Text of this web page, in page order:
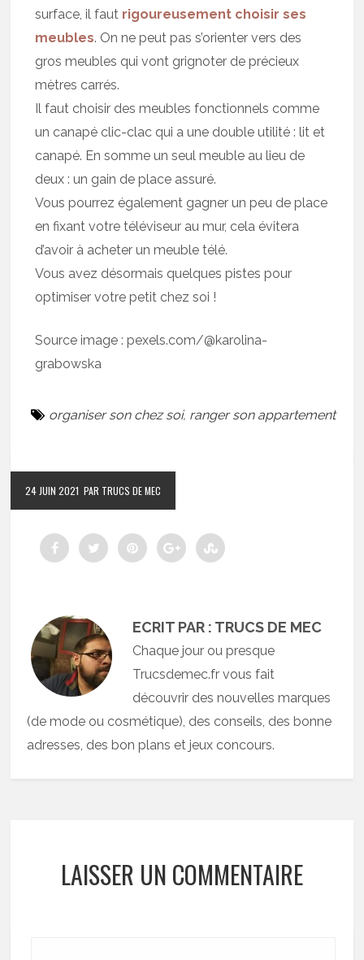
surface, il faut rigoureusement choisir ses
meubles. On ne peut pas s’orienter vers des
gros meubles qui vont grignoter de précieux
mètres carrés.
Il faut choisir des meubles fonctionnels comme
un canapé clic-clac qui a une double utilité : lit et
canapé. En somme un seul meuble au lieu de
deux : un gain de place assuré.
Vous pourrez également gagner un peu de place
en fixant votre téléviseur au mur, cela évitera
d’avoir à acheter un meuble télé.
Vous avez désormais quelques pistes pour
optimiser votre petit chez soi !
Source image : pexels.com/@karolina-
grabowska
organiser son chez soi, ranger son appartement
24 JUIN 2021 PAR TRUCS DE MEC
ECRIT PAR : TRUCS DE MEC
Chaque jour ou presque
Trucsdemec.fr vous fait
découvrir des nouvelles marques
(de mode ou cosmétique), des conseils, des bonne
adresses, des bon plans et jeux concours.
LAISSER UN COMMENTAIRE